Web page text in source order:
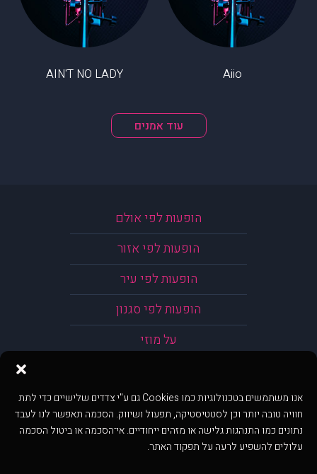
אנו משתמשים בטכנולוגיות כמו Cookies גם ע"י צדדים שלישיים כדי לתת
חוויה טובה יותר וכן לסטטיסטיקה, תפעול ושיווק. הסכמה תאפשר לנו לעבד
נתונים כמו התנהגות גלישה או מזהים ייחודיים. אי־הסכמה או ביטול הסכמה
עלולים להשפיע לרעה על תפקוד האתר.
Aiio
AIN'T NO LADY
עוד אמנים
הופעות לפי אולם
הופעות לפי אזור
הופעות לפי עיר
הופעות לפי סגנון
על מוזי